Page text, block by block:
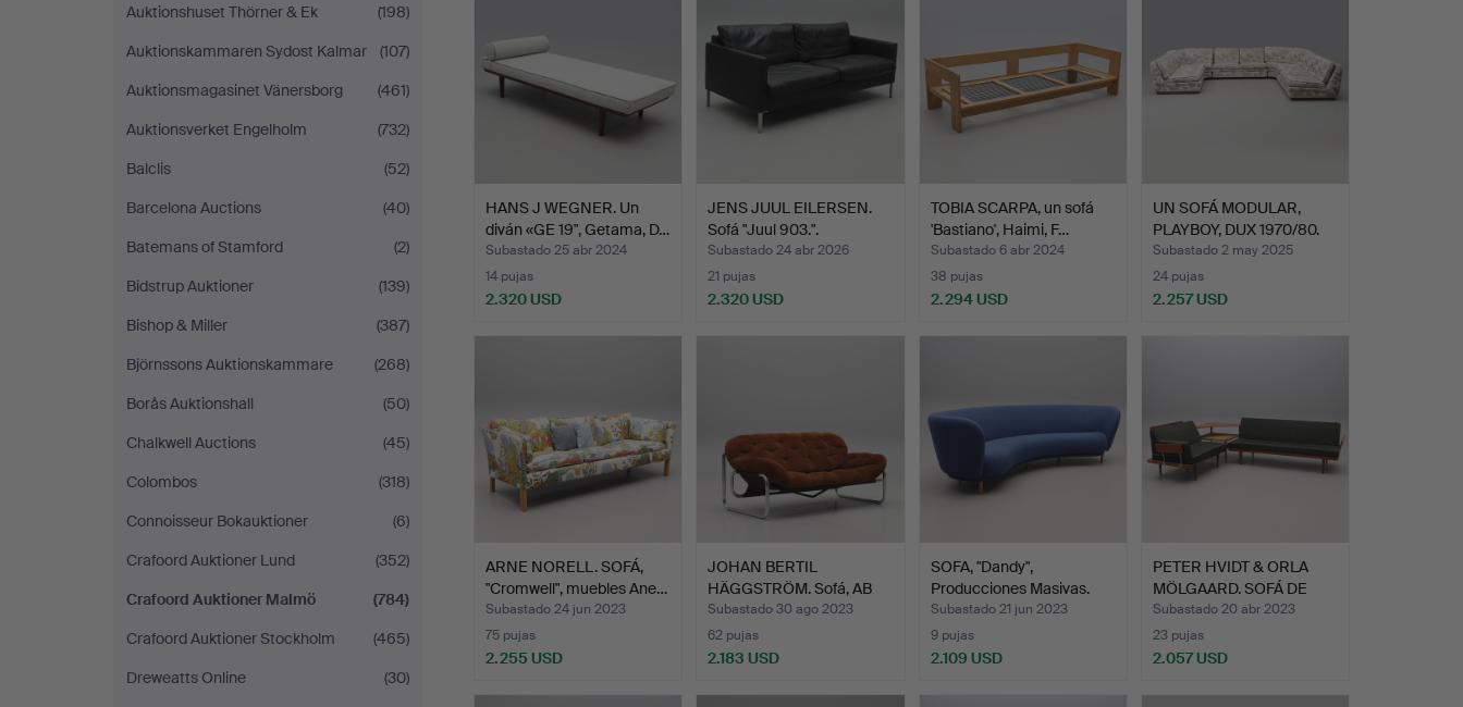
Auktionshuset Thörner & Ek
(198)
Auktionskammaren Sydost Kalmar
(107)
Auktionsmagasinet Vänersborg
(461)
Auktionsverket Engelholm
(732)
Balclis
(52)
Barcelona Auctions
(40)
Batemans of Stamford
(2)
Bidstrup Auktioner
(139)
Bishop & Miller
(387)
Björnssons Auktionskammare
(268)
Borås Auktionshall
(50)
Chalkwell Auctions
(45)
Colombos
(318)
Connoisseur Bokauktioner
(6)
Crafoord Auktioner Lund
(352)
Crafoord Auktioner Malmö
(784)
Crafoord Auktioner Stockholm
(465)
Dreweatts Online
(30)
HANS J WEGNER. Un
diván «GE 19", Getama, D…
Subastado 25 abr 2024
14 pujas
2.320 USD
JENS JUUL EILERSEN.
Sofá "Juul 903.".
Subastado 24 abr 2026
21 pujas
2.320 USD
TOBIA SCARPA, un sofá
'Bastiano', Haimi, F…
Subastado 6 abr 2024
38 pujas
2.294 USD
UN SOFÁ MODULAR,
PLAYBOY, DUX 1970/80.
Subastado 2 may 2025
24 pujas
2.257 USD
ARNE NORELL. SOFÁ,
"Cromwell", muebles Ane…
Subastado 24 jun 2023
75 pujas
2.255 USD
JOHAN BERTIL
HÄGGSTRÖM. Sofá, AB
Swed-Form…
Subastado 30 ago 2023
62 pujas
2.183 USD
SOFA, "Dandy",
Producciones Masivas.
Subastado 21 jun 2023
9 pujas
2.109 USD
PETER HVIDT & ORLA
MÖLGAARD. SOFÁ DE
ESQUI…
Subastado 20 abr 2023
23 pujas
2.057 USD